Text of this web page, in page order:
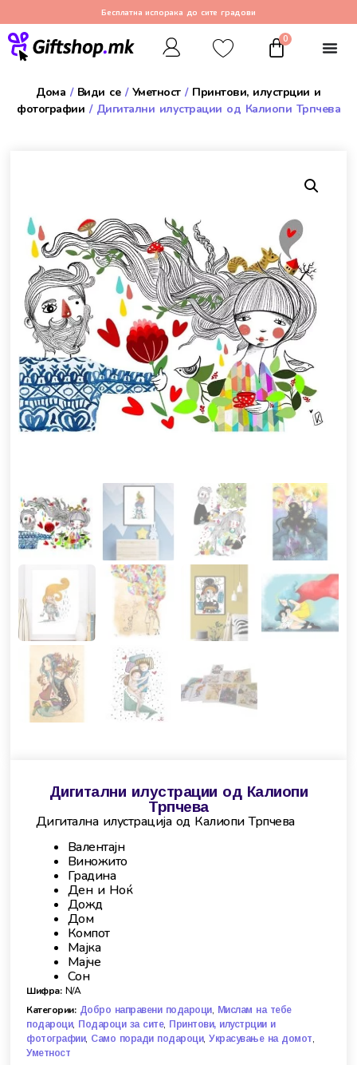
Бесплатна испорака до сите градови
0
Дома / Види се/ Уметност/ Принтови, илустрции и
фотографии / Дигитални илустрации од Калиопи Трпчева
Дигитални илустрации од Калиопи
Трпчева
Дигитална илустрација од Калиопи Трпчева
Валентајн
Виножито
Градина
Ден и Ноќ
Дожд
Дом
Компот
Мајка
Мајче
Сон
Шифра: N/A
Категории: Добро направени подароци, Мислам на тебе
подароци, Подароци за сите, Принтови, илустрции и
фотографии, Само поради подароци,Украсување на домот,
Уметност